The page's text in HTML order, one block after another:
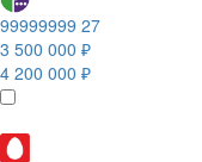
99999999 27
3 500 000 ₽
4 200 000 ₽